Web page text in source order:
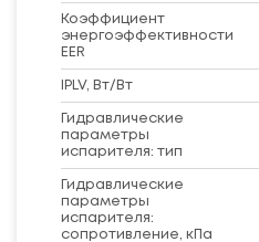
Коэффициент
энергоэффективности
EER
IPLV, Вт/Вт
Гидравлические
параметры
испарителя: тип
Гидравлические
параметры
испарителя:
сопротивление, кПа